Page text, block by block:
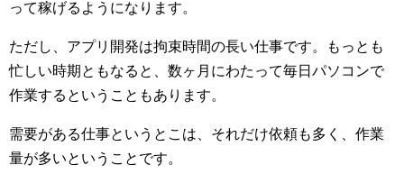
って稼げるようになります。
ただし、アプリ開発は拘束時間の長い仕事です。もっとも
忙しい時期ともなると、数ヶ月にわたって毎日パソコンで
作業するということもあります。
需要がある仕事というとこは、それだけ依頼も多く、作業
量が多いということです。